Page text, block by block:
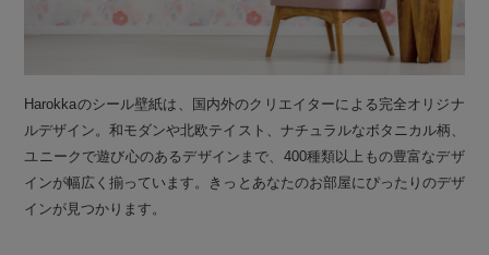
Harokkaのシール壁紙は、国内外のクリエイターによる完全オリジナ
ルデザイン。和モダンや北欧テイスト、ナチュラルなボタニカル柄、
ユニークで遊び心のあるデザインまで、400種類以上もの豊富なデザ
インが幅広く揃っています。きっとあなたのお部屋にぴったりのデザ
インが見つかります。